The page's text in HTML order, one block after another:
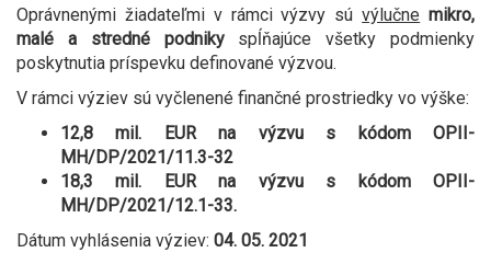
Oprávnenými žiadateľmi v rámci výzvy súvýlučne mikro,
malé a stredné podnikyspĺňajúce všetky podmienky
poskytnutia príspevku definované výzvou.
V rámci výziev sú vyčlenené finančné prostriedky vo výške:
12,8 mil. EUR na výzvu s kódom OPII-
MH/DP/2021/11.3-32
18,3 mil. EUR na výzvu s kódom OPII-
MH/DP/2021/12.1-33.
Dátum vyhlásenia výziev: 04. 05. 2021